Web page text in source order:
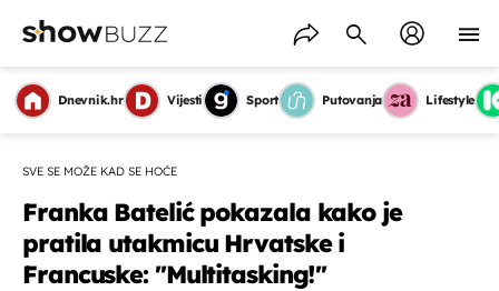
Dnevnik.hr Vijesti Sport Putovanja Lifestyle
SVE SE MOŽE KAD SE HOĆE
Franka Batelić pokazala kako je
pratila utakmicu Hrvatske i
Francuske: ''Multitasking!''